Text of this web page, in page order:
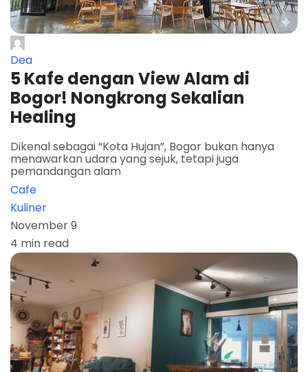
Dea
5 Kafe dengan View Alam di
Bogor! Nongkrong Sekalian
Healing
Dikenal sebagai “Kota Hujan”, Bogor bukan hanya
menawarkan udara yang sejuk, tetapi juga
pemandangan alam
Cafe
Kuliner
November 9
4 min read